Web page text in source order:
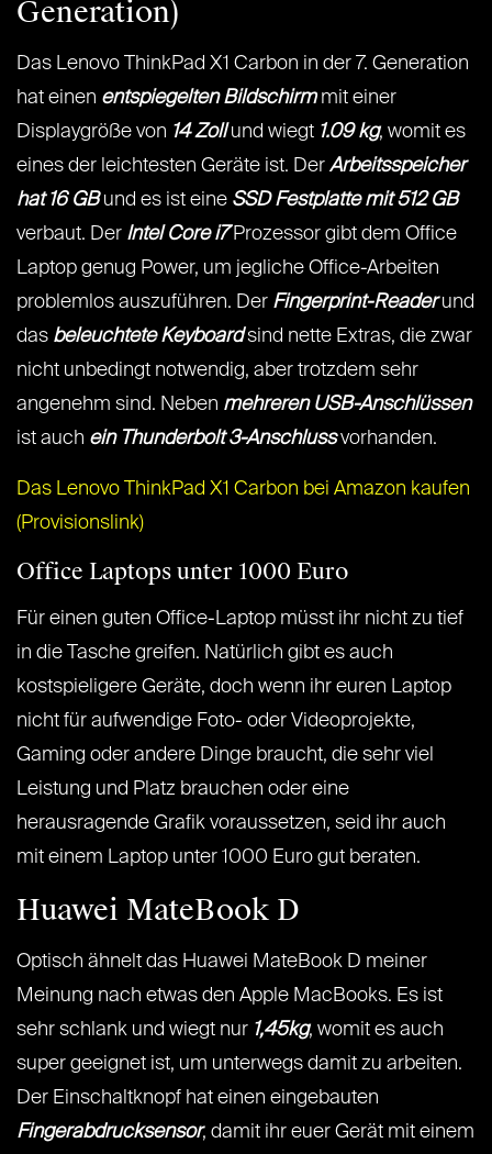
Generation)
Das Lenovo ThinkPad X1 Carbon in der 7. Generation
hat einen entspiegelten Bildschirmmit einer
Displaygröße von 14 Zollund wiegt 1.09 kg, womit es
eines der leichtesten Geräte ist. Der Arbeitsspeicher
hat 16 GBund es ist eine SSD Festplatte mit 512 GB
verbaut. Der Intel Core i7 Prozessor gibt dem Office
Laptop genug Power, um jegliche Office-Arbeiten
problemlos auszuführen. Der Fingerprint-Readerund
das beleuchtete Keyboardsind nette Extras, die zwar
nicht unbedingt notwendig, aber trotzdem sehr
angenehm sind. Neben mehreren USB-Anschlüssen
ist auch ein Thunderbolt 3-Anschlussvorhanden.
Das Lenovo ThinkPad X1 Carbon bei Amazon kaufen
(Provisionslink)
Office Laptops unter 1000 Euro
Für einen guten Office-Laptop müsst ihr nicht zu tief
in die Tasche greifen. Natürlich gibt es auch
kostspieligere Geräte, doch wenn ihr euren Laptop
nicht für aufwendige Foto- oder Videoprojekte,
Gaming oder andere Dinge braucht, die sehr viel
Leistung und Platz brauchen oder eine
herausragende Grafik voraussetzen, seid ihr auch
mit einem Laptop unter 1000 Euro gut beraten.
Huawei MateBook D
Optisch ähnelt das Huawei MateBook D meiner
Meinung nach etwas den Apple MacBooks. Es ist
sehr schlank und wiegt nur 1,45kg, womit es auch
super geeignet ist, um unterwegs damit zu arbeiten.
Der Einschaltknopf hat einen eingebauten
Fingerabdrucksensor, damit ihr euer Gerät mit einem